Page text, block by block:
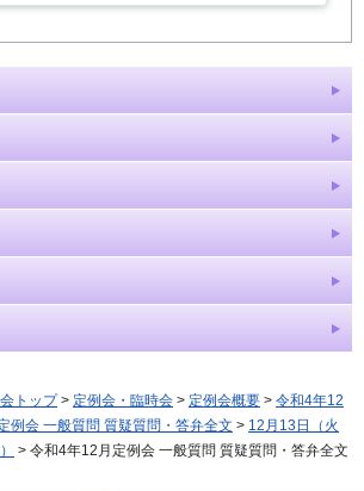
トップ> 定例会・臨時会 > 定例会概要 > 令和4年12
例会 一般質問 質疑質問・答弁全文 > 12月13日（火
> 令和4年12月定例会 一般質問 質疑質問・答弁全文